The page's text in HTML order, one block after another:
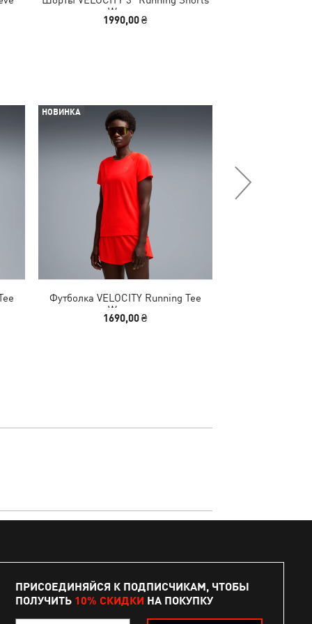
Women
1990,00 ₴
НОВИНКА
Футболка VELOCITY Running Tee
Women
1690,00 ₴
ПРИСОЕДИНЯЙСЯ К ПОДПИСЧИКАМ, ЧТОБЫ
ПОЛУЧИТЬ 10% СКИДКИ НА ПОКУПКУ